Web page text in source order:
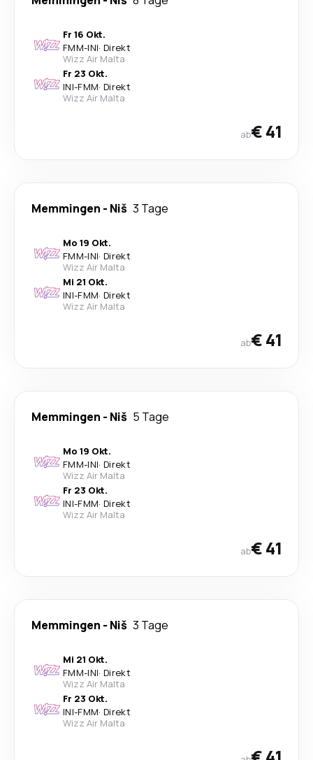
Fr 16 Okt.
FMM-INI· Direkt
Wizz Air Malta
Fr 23 Okt.
INI-FMM· Direkt
Wizz Air Malta
ab€ 41
Memmingen - Niš 3 Tage
Mo 19 Okt.
FMM-INI· Direkt
Wizz Air Malta
Mi 21 Okt.
INI-FMM· Direkt
Wizz Air Malta
ab€ 41
Memmingen - Niš 5 Tage
Mo 19 Okt.
FMM-INI· Direkt
Wizz Air Malta
Fr 23 Okt.
INI-FMM· Direkt
Wizz Air Malta
ab€ 41
Memmingen - Niš 3 Tage
Mi 21 Okt.
FMM-INI· Direkt
Wizz Air Malta
Fr 23 Okt.
INI-FMM· Direkt
Wizz Air Malta